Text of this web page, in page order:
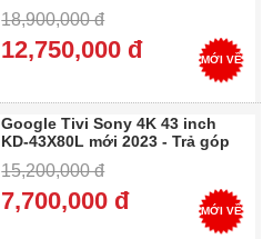
18,900,000 đ
12,750,000 đ MỚI VỀ
Google Tivi Sony 4K 43 inch
KD-43X80L mới 2023 - Trả góp
15,200,000 đ
7,700,000 đ MỚI VỀ